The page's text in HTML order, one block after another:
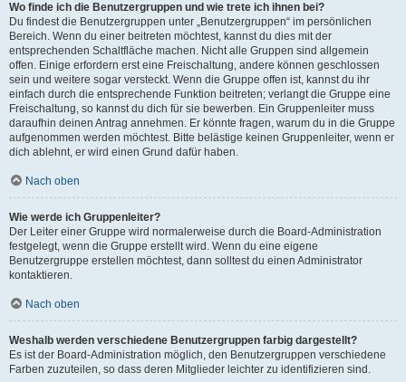
Wo finde ich die Benutzergruppen und wie trete ich ihnen bei?
Du findest die Benutzergruppen unter „Benutzergruppen“ im persönlichen
Bereich. Wenn du einer beitreten möchtest, kannst du dies mit der
entsprechenden Schaltfläche machen. Nicht alle Gruppen sind allgemein
offen. Einige erfordern erst eine Freischaltung, andere können geschlossen
sein und weitere sogar versteckt. Wenn die Gruppe offen ist, kannst du ihr
einfach durch die entsprechende Funktion beitreten; verlangt die Gruppe eine
Freischaltung, so kannst du dich für sie bewerben. Ein Gruppenleiter muss
daraufhin deinen Antrag annehmen. Er könnte fragen, warum du in die Gruppe
aufgenommen werden möchtest. Bitte belästige keinen Gruppenleiter, wenn er
dich ablehnt, er wird einen Grund dafür haben.
Nach oben
Wie werde ich Gruppenleiter?
Der Leiter einer Gruppe wird normalerweise durch die Board-Administration
festgelegt, wenn die Gruppe erstellt wird. Wenn du eine eigene
Benutzergruppe erstellen möchtest, dann solltest du einen Administrator
kontaktieren.
Nach oben
Weshalb werden verschiedene Benutzergruppen farbig dargestellt?
Es ist der Board-Administration möglich, den Benutzergruppen verschiedene
Farben zuzuteilen, so dass deren Mitglieder leichter zu identifizieren sind.